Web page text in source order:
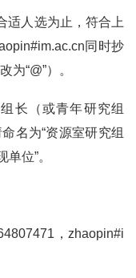
适人选为止，符合上
同时抄
为“@”）。
长（或青年研究组
名为“资源室研究组
单位”。
， zhaopin#i